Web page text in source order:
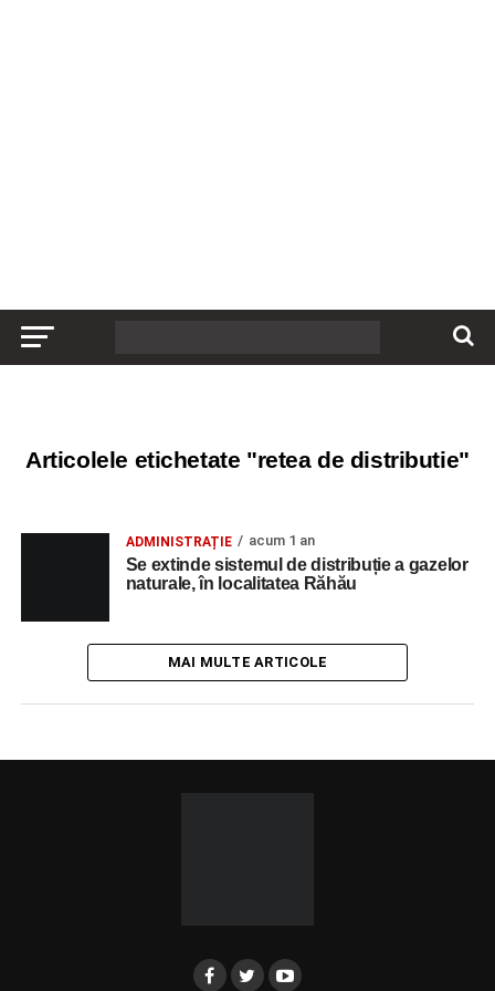
Articolele etichetate "retea de distributie"
ADMINISTRAȚIE acum 1 an
Se extinde sistemul de distribuție a gazelor
naturale, în localitatea Răhău
MAI MULTE ARTICOLE